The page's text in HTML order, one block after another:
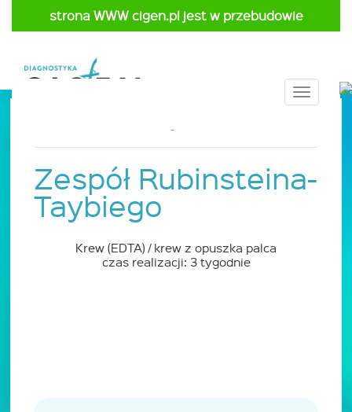
strona WWW cigen.pl jest w przebudowie
Toggle
Zespół Rubinsteina-
Taybiego
Krew (EDTA) / krew z opuszka palca
czas realizacji: 3 tygodnie